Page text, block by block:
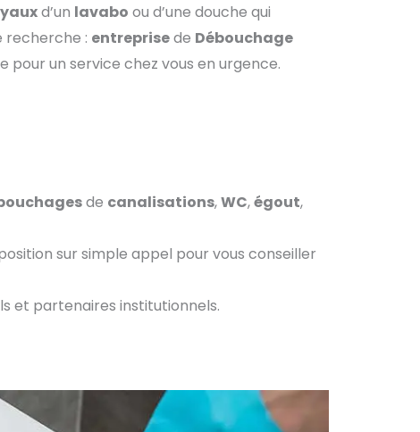
d’un lavabo ou d’une douche qui
recherche : entreprisede Débouchage
pour un service chez vous en urgence.
de canalisations,WC,égout,
sur simple appel pour vous conseiller
et partenaires institutionnels.